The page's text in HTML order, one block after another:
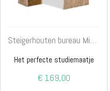
Steigerhouten bureau Mickey
Het perfecte studiemaatje
€ 169,00